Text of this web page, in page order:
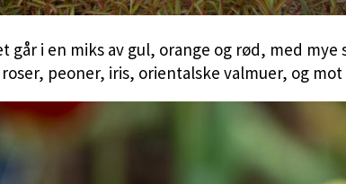
går i en miks av gul, orange og rød, med
peoner, iris, orientalske valmuer, og